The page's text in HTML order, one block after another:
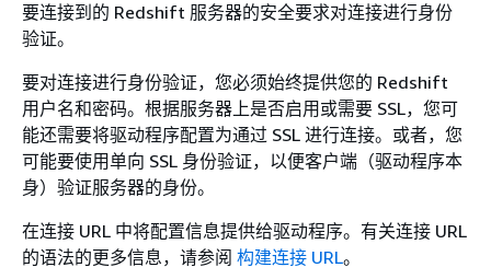
要连接到的 Redshift 服务器的安全要求对连接进行身份
验证。
要对连接进行身份验证，您必须始终提供您的 Redshift
用户名和密码。根据服务器上是否启用或需要 SSL，您可
能还需要将驱动程序配置为通过 SSL 进行连接。或者，您
可能要使用单向 SSL 身份验证，以便客户端（驱动程序本
身）验证服务器的身份。
在连接 URL 中将配置信息提供给驱动程序。有关连接 URL
的语法的更多信息，请参阅 构建连接 URL。